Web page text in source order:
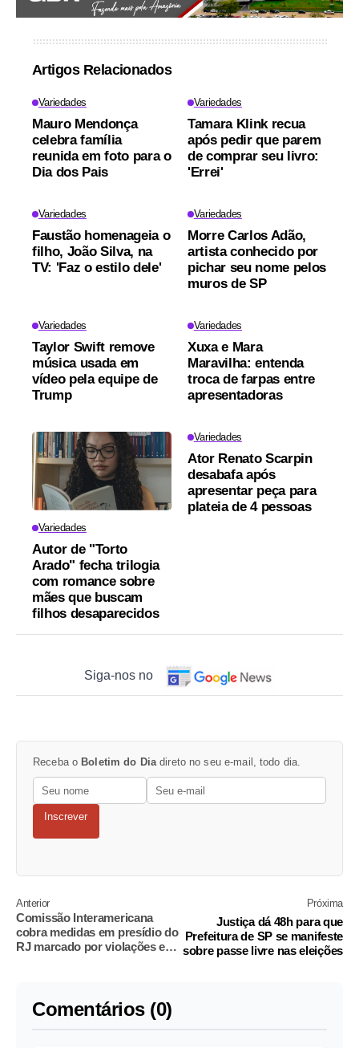
Artigos Relacionados
Variedades
Mauro Mendonça
celebra família
reunida em foto para o
Dia dos Pais
Variedades
Tamara Klink recua
após pedir que parem
de comprar seu livro:
'Errei'
Variedades
Faustão homenageia o
filho, João Silva, na
TV: 'Faz o estilo dele'
Variedades
Morre Carlos Adão,
artista conhecido por
pichar seu nome pelos
muros de SP
Variedades
Taylor Swift remove
música usada em
vídeo pela equipe de
Trump
Variedades
Xuxa e Mara
Maravilha: entenda
troca de farpas entre
apresentadoras
Variedades
Autor de "Torto
Arado" fecha trilogia
com romance sobre
mães que buscam
filhos desaparecidos
Variedades
Ator Renato Scarpin
desabafa após
apresentar peça para
plateia de 4 pessoas
Siga-nos no
Receba o Boletim do Dia direto no seu e-mail, todo dia.
Inscrever
Anterior
Comissão Interamericana
cobra medidas em presídio do
RJ marcado por violações e
Próxima
Justiça dá 48h para que
Prefeitura de SP se manifeste
sobre passe livre nas eleições
Comentários (0)